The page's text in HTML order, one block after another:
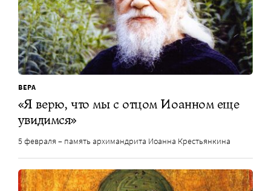
ВЕРА
«Я верю, что мы с отцом Иоанном еще
увидимся»
5 февраля – память архимандрита Иоанна Крестьянкина